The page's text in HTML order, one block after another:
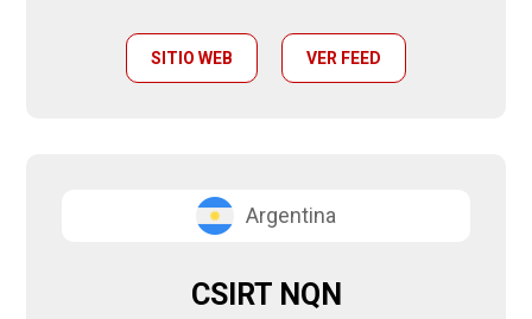
SITIO WEB VER FEED
Argentina
CSIRT NQN